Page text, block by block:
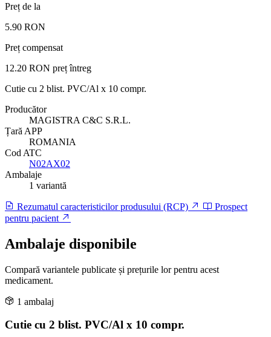
Preț de la
5.90 RON
Preț compensat
12.20 RON preț întreg
Cutie cu 2 blist. PVC/Al x 10 compr.
Producător
MAGISTRA C&C S.R.L.
Țară APP
ROMANIA
Cod ATC
N02AX02
Ambalaje
1 variantă
Rezumatul caracteristicilor produsului (RCP)
Prospect
pentru pacient
Ambalaje disponibile
Compară variantele publicate și prețurile lor pentru acest
medicament.
1 ambalaj
Cutie cu 2 blist. PVC/Al x 10 compr.